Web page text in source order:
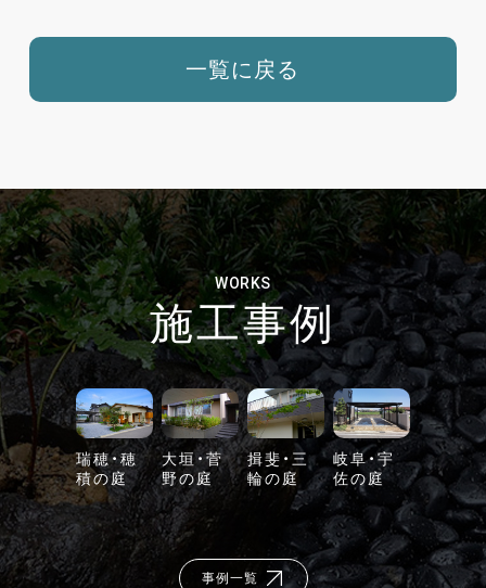
一覧に戻る
WORKS
施工事例
瑞穂・穂
積の庭
大垣・菅
野の庭
揖斐・三
輪の庭
岐阜・宇
佐の庭
事例一覧